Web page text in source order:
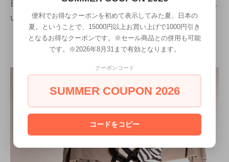
日常的に馴染みのある素材なので、お手入れがしやすいのも嬉し
いですね。便利でお得なクーポンを初めて表示してみた夏、日本の
夏。ということで、15000円以上お買い上げで1000円引き
となるお得なクーポンです。※セール商品との併用も可能
です。※2026年8月31まで有効となります。
クーポンコード
SUMMER COUPON 2026
コードをコピー